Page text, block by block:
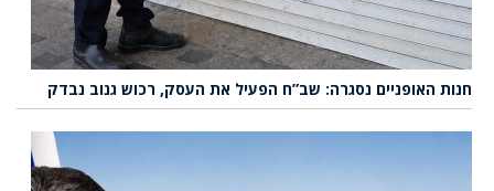
חנות האופניים נסגרה: שב”ח הפעיל את העסק, רכוש גנוב נבדק